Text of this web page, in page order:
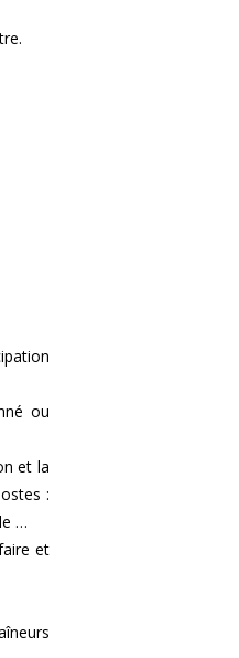
ou
et la
:
…
et